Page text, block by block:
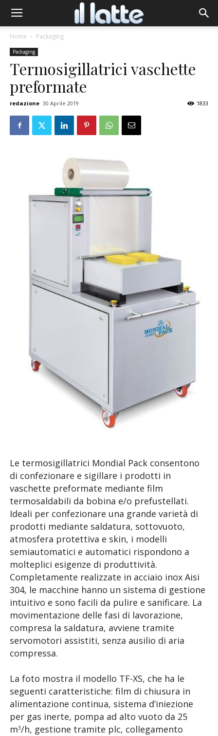
Home Packaging
Packaging
Termosigillatrici vaschette
preformate
redazione 30 Aprile 2019 1833
Le termosigillatrici Mondial Pack consentono
di confezionare e sigillare i prodotti in
vaschette preformate mediante film
termosaldabili da bobina e/o prefustellati.
Ideali per confezionare una grande varietà di
prodotti mediante saldatura, sottovuoto,
atmosfera protettiva e skin, i modelli
semiautomatici e automatici rispondono a
molteplici esigenze di produttività.
Completamente realizzate in acciaio inox Aisi
304, le macchine hanno un sistema di gestione
intuitivo e sono facili da pulire e sanificare. La
movimentazione delle fasi di lavorazione,
compresa la saldatura, avviene tramite
servomotori assistiti, senza ausilio di aria
compressa.
La foto mostra il modello TF-XS, che ha le
seguenti caratteristiche: film di chiusura in
alimentazione continua, sistema d’iniezione
per gas inerte, pompa ad alto vuoto da 25
m3/h, gestione tramite plc, collegamento